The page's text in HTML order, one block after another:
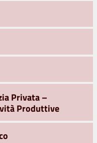
Privata –
Produttive